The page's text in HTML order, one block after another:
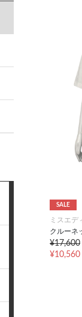
SALE
ミスエデ
クルーネ
¥17,600
¥10,560